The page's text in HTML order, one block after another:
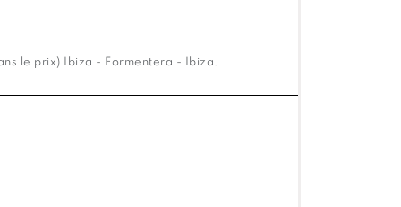
le prix) Ibiza - Formentera - Ibiza.